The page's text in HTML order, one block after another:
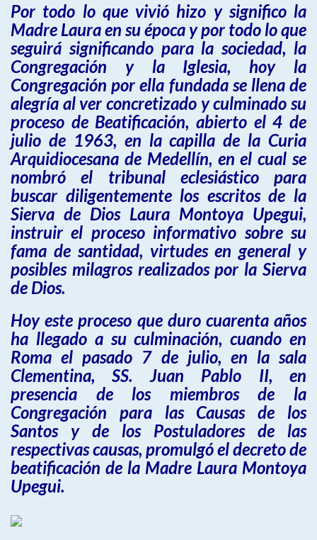
Por todo lo que vivió hizo y significo la
Madre Laura en su época y por todo lo que
seguirá significando para la sociedad, la
Congregación y la Iglesia, hoy la
Congregación por ella fundada se llena de
alegría al ver concretizado y culminado su
proceso de Beatificación, abierto el 4 de
julio de 1963, en la capilla de la Curia
Arquidiocesana de Medellín, en el cual se
nombró el tribunal eclesiástico para
buscar diligentemente los escritos de la
Sierva de Dios Laura Montoya Upegui,
instruir el proceso informativo sobre su
fama de santidad, virtudes en general y
posibles milagros realizados por la Sierva
de Dios.
Hoy este proceso que duro cuarenta años
ha llegado a su culminación, cuando en
Roma el pasado 7 de julio, en la sala
Clementina, SS. Juan Pablo II, en
presencia de los miembros de la
Congregación para las Causas de los
Santos y de los Postuladores de las
respectivas causas, promulgó el decreto de
beatificación de la Madre Laura Montoya
Upegui.